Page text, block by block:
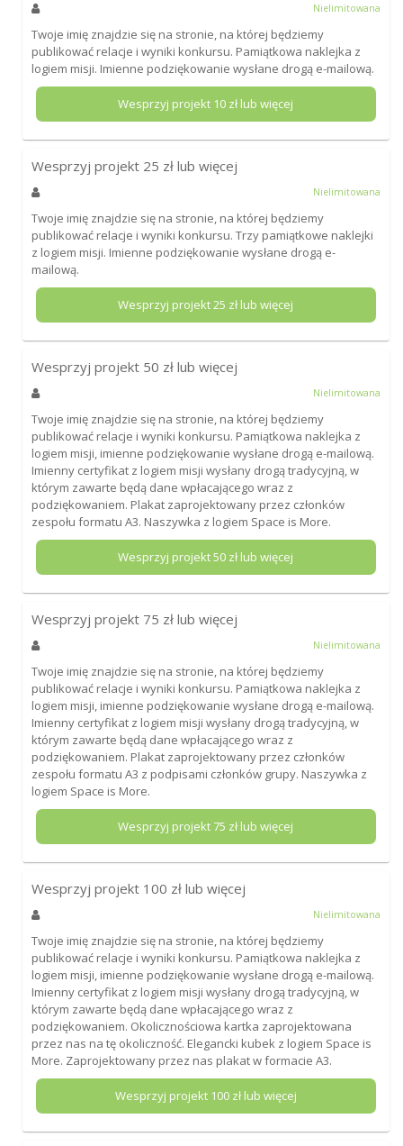
Nielimitowana
Twoje imię znajdzie się na stronie, na której będziemy
publikować relacje i wyniki konkursu. Pamiątkowa naklejka z
logiem misji. Imienne podziękowanie wysłane drogą e-mailową.
Wesprzyj projekt 10 zł lub więcej
Wesprzyj projekt 25 zł lub więcej
Nielimitowana
Twoje imię znajdzie się na stronie, na której będziemy
publikować relacje i wyniki konkursu. Trzy pamiątkowe naklejki
z logiem misji. Imienne podziękowanie wysłane drogą e-
mailową.
Wesprzyj projekt25 zł lub więcej
Wesprzyj projekt 50 zł lub więcej
Nielimitowana
Twoje imię znajdzie się na stronie, na której będziemy
publikować relacje i wyniki konkursu. Pamiątkowa naklejka z
logiem misji, imienne podziękowanie wysłane drogą e-mailową.
Imienny certyfikat z logiem misji wysłany drogą tradycyjną, w
którym zawarte będą dane wpłacającego wraz z
podziękowaniem. Plakat zaprojektowany przez członków
zespołu formatu A3. Naszywka z logiem Space is More.
Wesprzyj projekt50 zł lub więcej
Wesprzyj projekt 75 zł lub więcej
Nielimitowana
Twoje imię znajdzie się na stronie, na której będziemy
publikować relacje i wyniki konkursu. Pamiątkowa naklejka z
logiem misji, imienne podziękowanie wysłane drogą e-mailową.
Imienny certyfikat z logiem misji wysłany drogą tradycyjną, w
którym zawarte będą dane wpłacającego wraz z
podziękowaniem. Plakat zaprojektowany przez członków
zespołu formatu A3 z podpisami członków grupy. Naszywka z
logiem Space is More.
Wesprzyj projekt75 zł lub więcej
Wesprzyj projekt 100 zł lub więcej
Nielimitowana
Twoje imię znajdzie się na stronie, na której będziemy
publikować relacje i wyniki konkursu. Pamiątkowa naklejka z
logiem misji, imienne podziękowanie wysłane drogą e-mailową.
Imienny certyfikat z logiem misji wysłany drogą tradycyjną, w
którym zawarte będą dane wpłacającego wraz z
podziękowaniem. Okolicznościowa kartka zaprojektowana
przez nas na tę okoliczność. Elegancki kubek z logiem Space is
More. Zaprojektowany przez nas plakat w formacie A3.
Wesprzyj projekt 100zł lub więcej